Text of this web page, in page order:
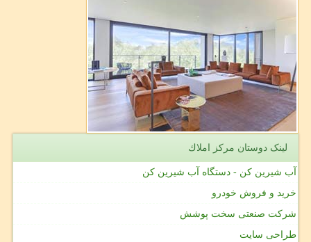
لینک دوستان مركز املاك
آب شیرین کن - دستگاه آب شیرین کن
خرید و فروش خودرو
شرکت صنعتی سخت پوشش
طراحی سایت